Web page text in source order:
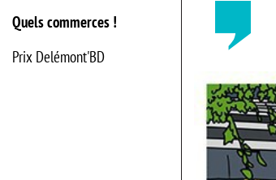
Quels commerces !
Prix Delémont'BD